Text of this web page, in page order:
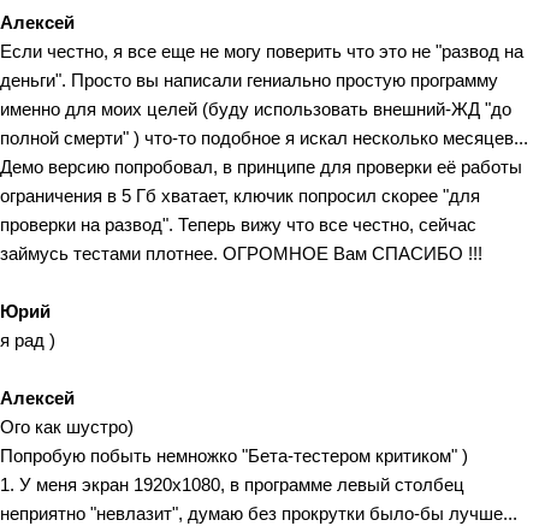
Алексей
Если честно, я все еще не могу поверить что это не "развод на
деньги". Просто вы написали гениально простую программу
именно для моих целей (буду использовать внешний-ЖД "до
полной смерти" ) что-то подобное я искал несколько месяцев...
Демо версию попробовал, в принципе для проверки её работы
ограничения в 5 Гб хватает, ключик попросил скорее "для
проверки на развод". Теперь вижу что все честно, сейчас
займусь тестами плотнее. ОГРОМНОЕ Вам СПАСИБО !!!
Юрий
я рад )
Алексей
Ого как шустро)
Попробую побыть немножко "Бета-тестером критиком" )
1. У меня экран 1920х1080, в программе левый столбец
неприятно "невлазит", думаю без прокрутки было-бы лучше...